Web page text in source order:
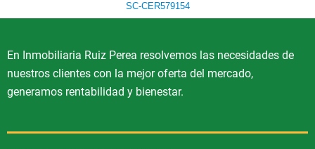
SC-CER579154
En Inmobiliaria Ruiz Perea resolvemos las necesidades de
nuestros clientes con la mejor oferta del mercado,
generamos rentabilidad y bienestar.